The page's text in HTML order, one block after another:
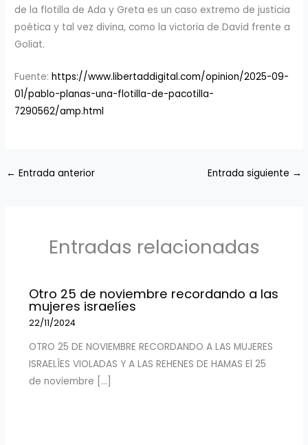
de la flotilla de Ada y Greta es un caso extremo de justicia
poética y tal vez divina, como la victoria de David frente a
Goliat.
Fuente:https://www.libertaddigital.com/opinion/2025-09-
01/pablo-planas-una-flotilla-de-pacotilla-
7290562/amp.html
← Entrada anterior Entrada siguiente →
Entradas relacionadas
Otro 25 de noviembre recordando a las
mujeres israelíes
22/11/2024
OTRO 25 DE NOVIEMBRE RECORDANDO A LAS MUJERES
ISRAELÍES VIOLADAS Y A LAS REHENES DE HAMAS El 25
de noviembre […]